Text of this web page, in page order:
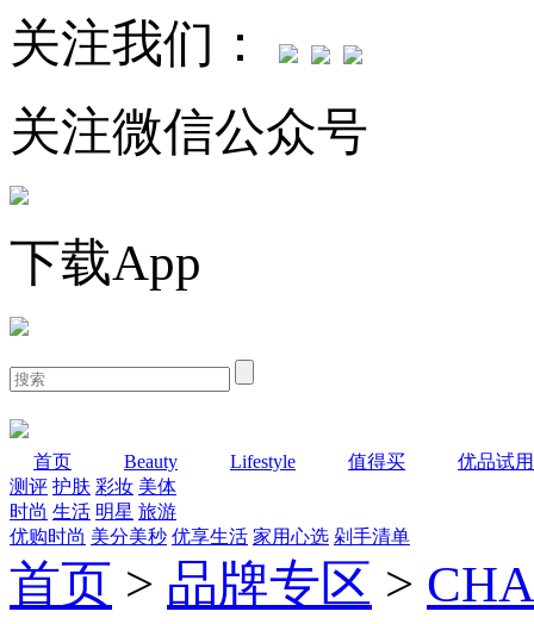
关注我们：
关注微信公众号
下载App
首页 Beauty Lifestyle 值得买
优品试用
测评 护肤 彩妆 美体
时尚 生活 明星 旅游
优购时尚 美分美秒 优享生活 家用心选 剁手清单
首页 > 品牌专区 >